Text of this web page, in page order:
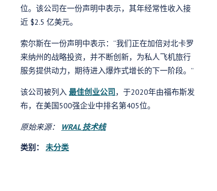
位。该公司在一份声明中表示，其年经常性收入接
近 $2.5 亿美元。
索尔斯在一份声明中表示：“我们正在加倍对北卡罗
来纳州的战略投资，并不断创新，为私人飞机旅行
服务提供动力，期待进入爆炸式增长的下一阶段。”
该公司被列入最佳创业公司，于2020年由福布斯发
布，在美国500强企业中排名第405位。
原始来源： WRAL 技术线
类别： 未分类